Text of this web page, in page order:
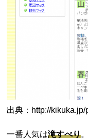
出典：http://
一番人気は滝すべり